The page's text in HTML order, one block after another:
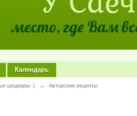
место, где Вам
Календарь
шедевры :) → Авторские рецепты